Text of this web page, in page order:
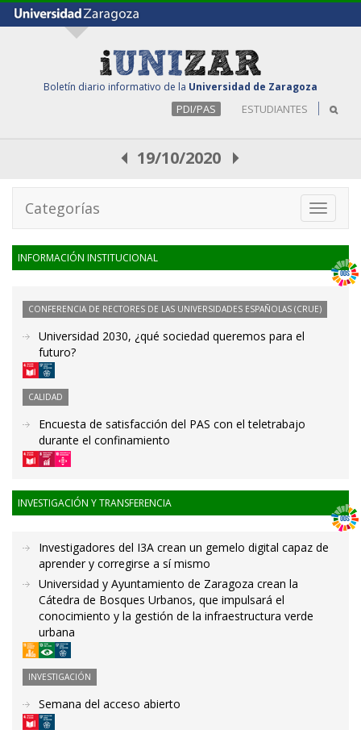
Boletín diario informativo de la Universidad de Zaragoza
PDI/PAS ESTUDIANTES
19/10/2020
Toggle
Categorías
INFORMACIÓN INSTITUCIONAL
CONFERENCIA DE RECTORES DE LAS UNIVERSIDADES ESPAÑOLAS (CRUE)
Universidad 2030, ¿qué sociedad queremos para el
futuro?
CALIDAD
Encuesta de satisfacción del PAS con el teletrabajo
durante el confinamiento
INVESTIGACIÓN Y TRANSFERENCIA
Investigadores del I3A crean un gemelo digital capaz de
aprender y corregirse a sí mismo
Universidad y Ayuntamiento de Zaragoza crean la
Cátedra de Bosques Urbanos, que impulsará el
conocimiento y la gestión de la infraestructura verde
urbana
INVESTIGACIÓN
Semana del acceso abierto